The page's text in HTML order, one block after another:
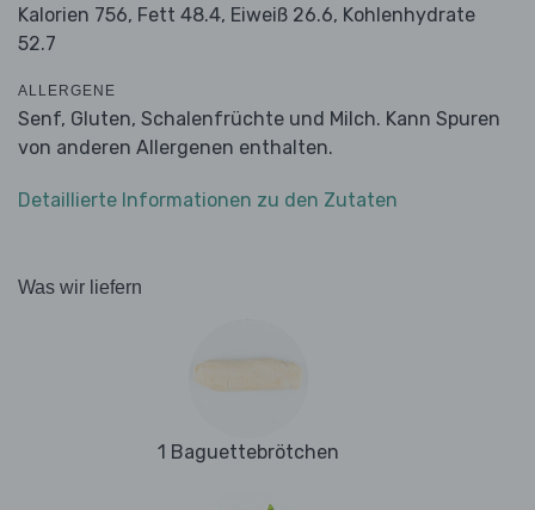
Kalorien 756, Fett 48.4, Eiweiß 26.6, Kohlenhydrate
52.7
ALLERGENE
Senf, Gluten, Schalenfrüchte und Milch. Kann Spuren
von anderen Allergenen enthalten.
Detaillierte Informationen zu den Zutaten
Was wir liefern
1 Baguettebrötchen